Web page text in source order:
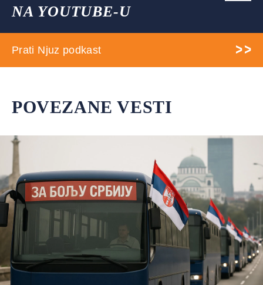
NA YOUTUBE-U
Prati Njuz podkast
POVEZANE VESTI